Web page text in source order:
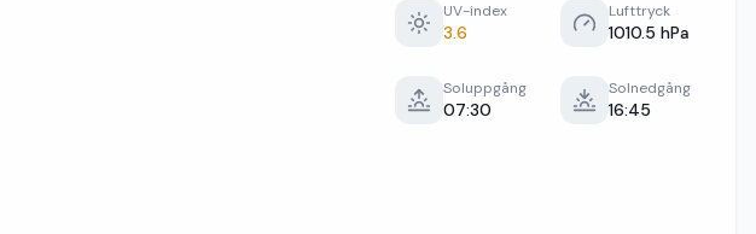
UV-index
3.6
Lufttryck
1010.5 hPa
Soluppgång
07:30
Solnedgång
16:45